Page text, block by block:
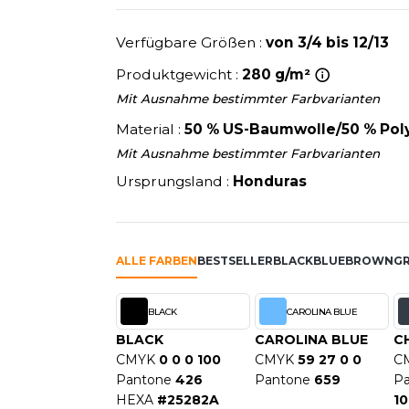
PRODUKTE
SCHUHE
SCHÜRZEN
SICHERHEITSKLEIDUNG
SOFTSHELL
- BLANKS
PAREDES SEGURIDAD
PEN DUICK
PROMODORO
Q
REFERENCE TEXTILE
REGATTA
RESULT
RICA LEWIS
RUSSELL ATHLETIC®
RUSSELL ATHLETIC®
Verfügbare Größen : von 3/4 bis 12/13
Produktgewicht : 280 g/m²
Mit Ausnahme bestimmter Farbvarianten
Material : 50 % US-Baumwolle/50 %
Mit Ausnahme bestimmter Farbvarianten
Ursprungsland : Honduras
ALLE FARBENBESTSELLERBLACKBLUEBROWN
BLACK
BLACK
CMYK 0 0 0 100
Pantone 426
HEXA #25282A
CAROLINA BLUE
CAROLINA BLUE
CMYK 59 27 0 0
Pantone 659
10